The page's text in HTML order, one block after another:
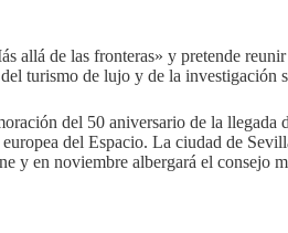
allá de las fronteras» y pretende
turismo de lujo y de la investigación
del 50 aniversario de la
del Espacio. La ciudad de
y en noviembre albergará el consejo